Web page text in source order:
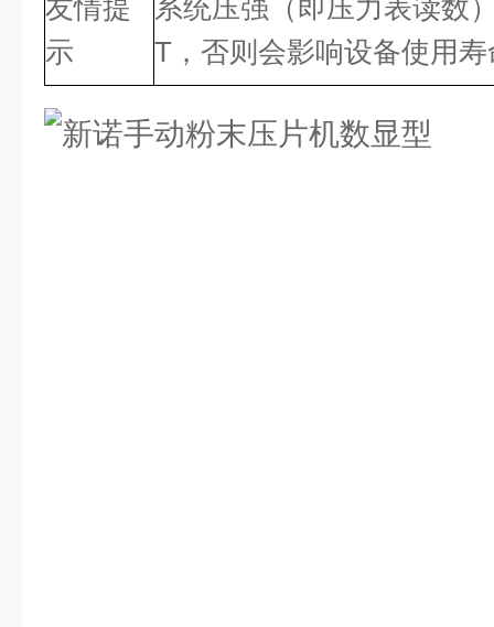
友情提
示
系统压强（即压力表读数
T，否则会影响设备使用寿